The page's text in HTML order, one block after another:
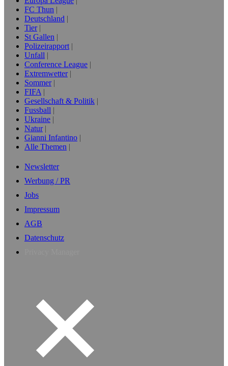
FC Thun
Deutschland
Tier
St Gallen
Polizeirapport
Unfall
Conference League
Extremwetter
Sommer
FIFA
Gesellschaft & Politik
Fussball
Ukraine
Natur
Gianni Infantino
Alle Themen
Newsletter
Werbung / PR
Jobs
Impressum
AGB
Datenschutz